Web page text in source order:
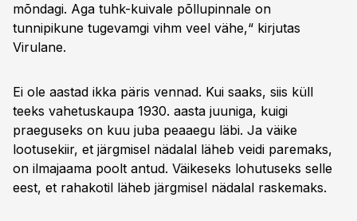
mõndagi. Aga tuhk-kuivale põllupinnale on
tunnipikune tugevamgi vihm veel vähe,“ kirjutas
Virulane.
Ei ole aastad ikka päris vennad. Kui saaks, siis küll
teeks vahetuskaupa 1930. aasta juuniga, kuigi
praeguseks on kuu juba peaaegu läbi. Ja väike
lootusekiir, et järgmisel nädalal läheb veidi paremaks,
on ilmajaama poolt antud. Väikeseks lohutuseks selle
eest, et rahakotil läheb järgmisel nädalal raskemaks.